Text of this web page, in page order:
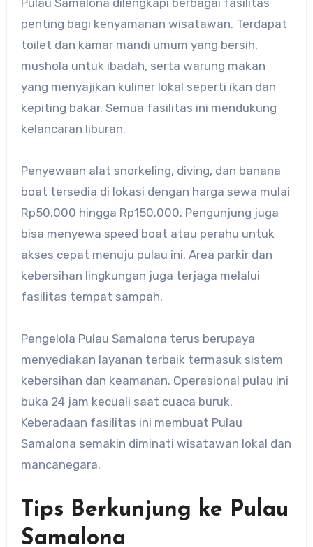
Pulau Samalona dilengkapi berbagai fasilitas
penting bagi kenyamanan wisatawan. Terdapat
toilet dan kamar mandi umum yang bersih,
mushola untuk ibadah, serta warung makan
yang menyajikan kuliner lokal seperti ikan dan
kepiting bakar. Semua fasilitas ini mendukung
kelancaran liburan.
Penyewaan alat snorkeling, diving, dan banana
boat tersedia di lokasi dengan harga sewa mulai
Rp50.000 hingga Rp150.000. Pengunjung juga
bisa menyewa speed boat atau perahu untuk
akses cepat menuju pulau ini. Area parkir dan
kebersihan lingkungan juga terjaga melalui
fasilitas tempat sampah.
Pengelola Pulau Samalona terus berupaya
menyediakan layanan terbaik termasuk sistem
kebersihan dan keamanan. Operasional pulau ini
buka 24 jam kecuali saat cuaca buruk.
Keberadaan fasilitas ini membuat Pulau
Samalona semakin diminati wisatawan lokal dan
mancanegara.
Tips Berkunjung ke Pulau
Samalona